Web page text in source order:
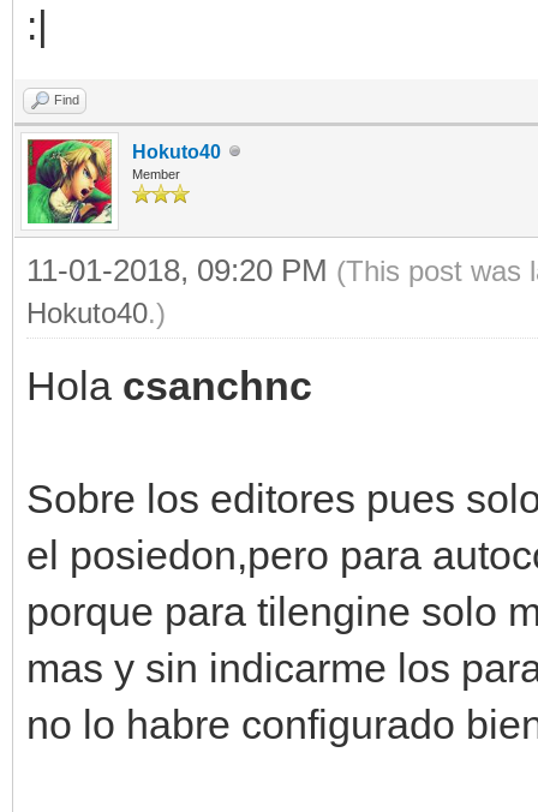
:|
Find
Hokuto40
Member
11-01-2018, 09:20 PM (This post was
Hokuto40.)
Hola csanchnc
Sobre los editores pues
el posiedon,pero para
porque para tilengine solo
mas y sin indicarme los
no lo habre configurado